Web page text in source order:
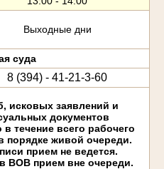
Выходные дни
суда
8 (394) - 41-21-3-60
исковых заявлений и
документов
течение всего рабочего
порядке живой очереди.
прием не ведется.
ВОВ прием вне очереди.